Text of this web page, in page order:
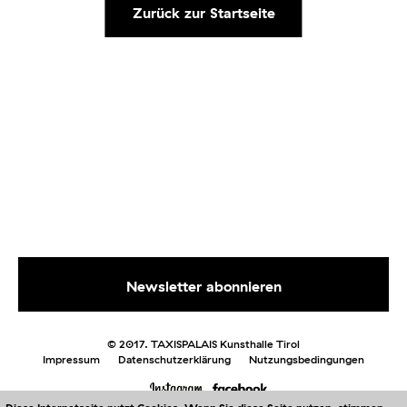
Zurück zur Startseite
© 2017. TAXISPALAIS Kunsthalle Tirol
Impressum
Datenschutzerklärung Nutzungsbedingungen